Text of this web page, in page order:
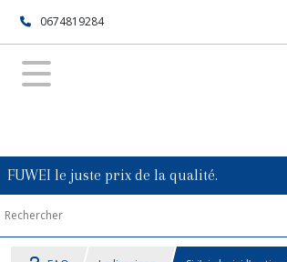
0674819284
FUWEI le juste prix de la qualité.